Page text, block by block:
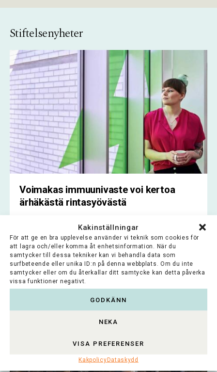
Kakinställningar
För att ge en bra upplevelse använder vi teknik som cookies för
att lagra och/eller komma åt enhetsinformation. När du
samtycker till dessa tekniker kan vi behandla data som
surfbeteende eller unika ID:n på denna webbplats. Om du inte
samtycker eller om du återkallar ditt samtycke kan detta påverka
vissa funktioner negativt.
GODKÄNN
NEKA
VISA PREFERENSER
KakpolicyDataskydd
Stiftelsenyheter
Voimakas immuunivaste voi kertoa
ärhäkästä rintasyövästä
Uusi suomalaistutkimus auttaa tunnistamaan
riskipotilaat ja kohdistamaan hoidot tarkemmin
Lue koko artikkeli >